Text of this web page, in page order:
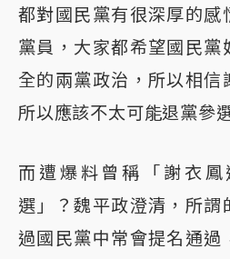
都對國民黨有很深厚的感
黨員，大家都希望國民黨
全的兩黨政治，所以相信
所以應該不太可能退黨參
而遭爆料曾稱「謝衣
選」？魏平政澄清，所謂
過國民黨中常會提名通過